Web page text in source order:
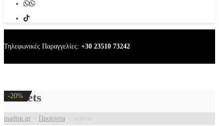
Τηλεφωνικές Παραγγελίες: +30 23510 73242
anklets
madim.gr Προϊόντα
anklets
-20%
-20%